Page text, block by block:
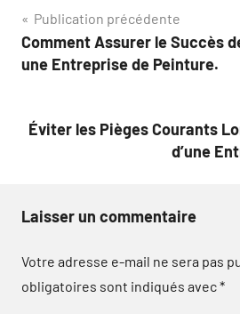
Navigation
de
Publication précédente
Comment Assurer le Succès
une Entreprise de Peinture.
Éviter les Pièges Courants
d’une
Laisser un commentaire
Votre adresse e-mail ne sera pas
obligatoires sont indiqués avec*